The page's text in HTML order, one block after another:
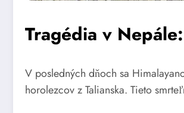
Tragédia v
V posledných dňoch sa
horolezcov z Talianska. Tieto